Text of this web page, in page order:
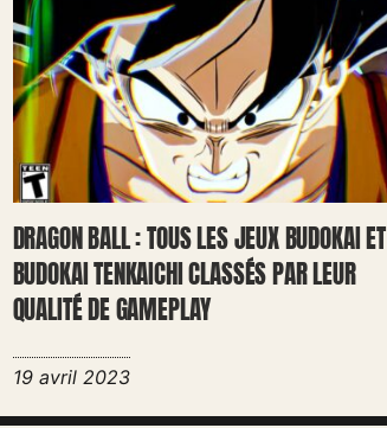
DRAGON BALL : TOUS LES JEUX BUDOKAI ET
BUDOKAI TENKAICHI CLASSÉS PAR LEUR
QUALITÉ DE GAMEPLAY
19 avril 2023